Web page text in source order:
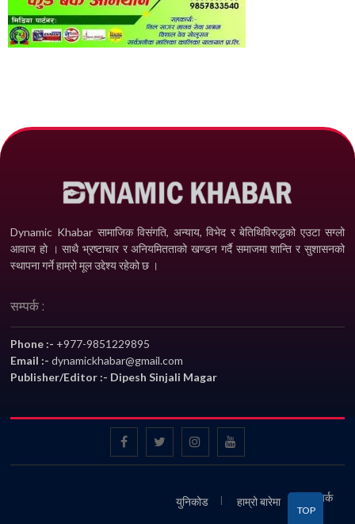
Dynamic Khabar सामाजिक विसंगति, अन्याय, विभेद­ र बेतिथिविरुद्धको एउटा सग्लो
आवाज हो । साथै भ्रष्टाचार र अनियमितताको खण्डन गर्दै समाजमा शान्ति र सुशासनको
स्थापना गर्ने हाम्रो मूल उद्देश्य रहेको छ ।
सम्पर्क :
Phone :- +977-9851229895
Email :-dynamickhabar@gmail.com
Publisher/Editor :- Dipesh Sinjali Magar
युनिकोड हाम्रो बारेमा सम्पर्क
TOP